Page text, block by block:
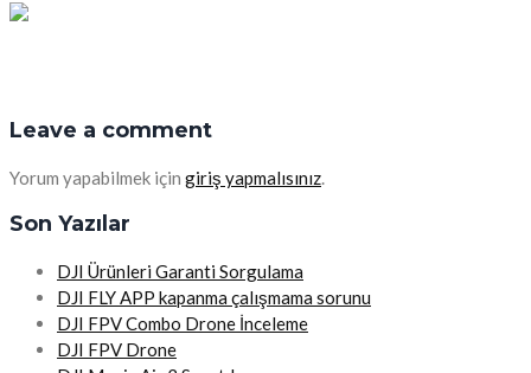
Leave a comment
Yorum yapabilmek için giriş yapmalısınız.
Son Yazılar
DJI Ürünleri Garanti Sorgulama
DJI FLY APP kapanma çalışmama sorunu
DJI FPV Combo Drone İnceleme
DJI FPV Drone